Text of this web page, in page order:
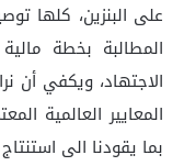
على البنزين، كلها
المطالبة بخطة
الاجتهاد، ويكفي أن
المعايير العالمية
بما يقودنا الى